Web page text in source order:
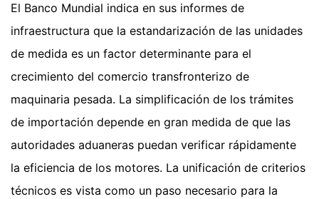
El Banco Mundial indica en sus informes de
infraestructura que la estandarización de las unidades
de medida es un factor determinante para el
crecimiento del comercio transfronterizo de
maquinaria pesada. La simplificación de los trámites
de importación depende en gran medida de que las
autoridades aduaneras puedan verificar rápidamente
la eficiencia de los motores. La unificación de criterios
técnicos es vista como un paso necesario para la